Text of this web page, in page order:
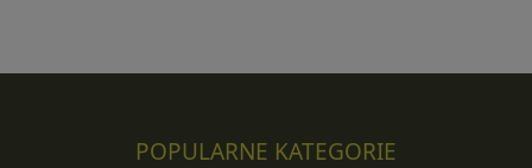
POPULARNE KATEGORIE